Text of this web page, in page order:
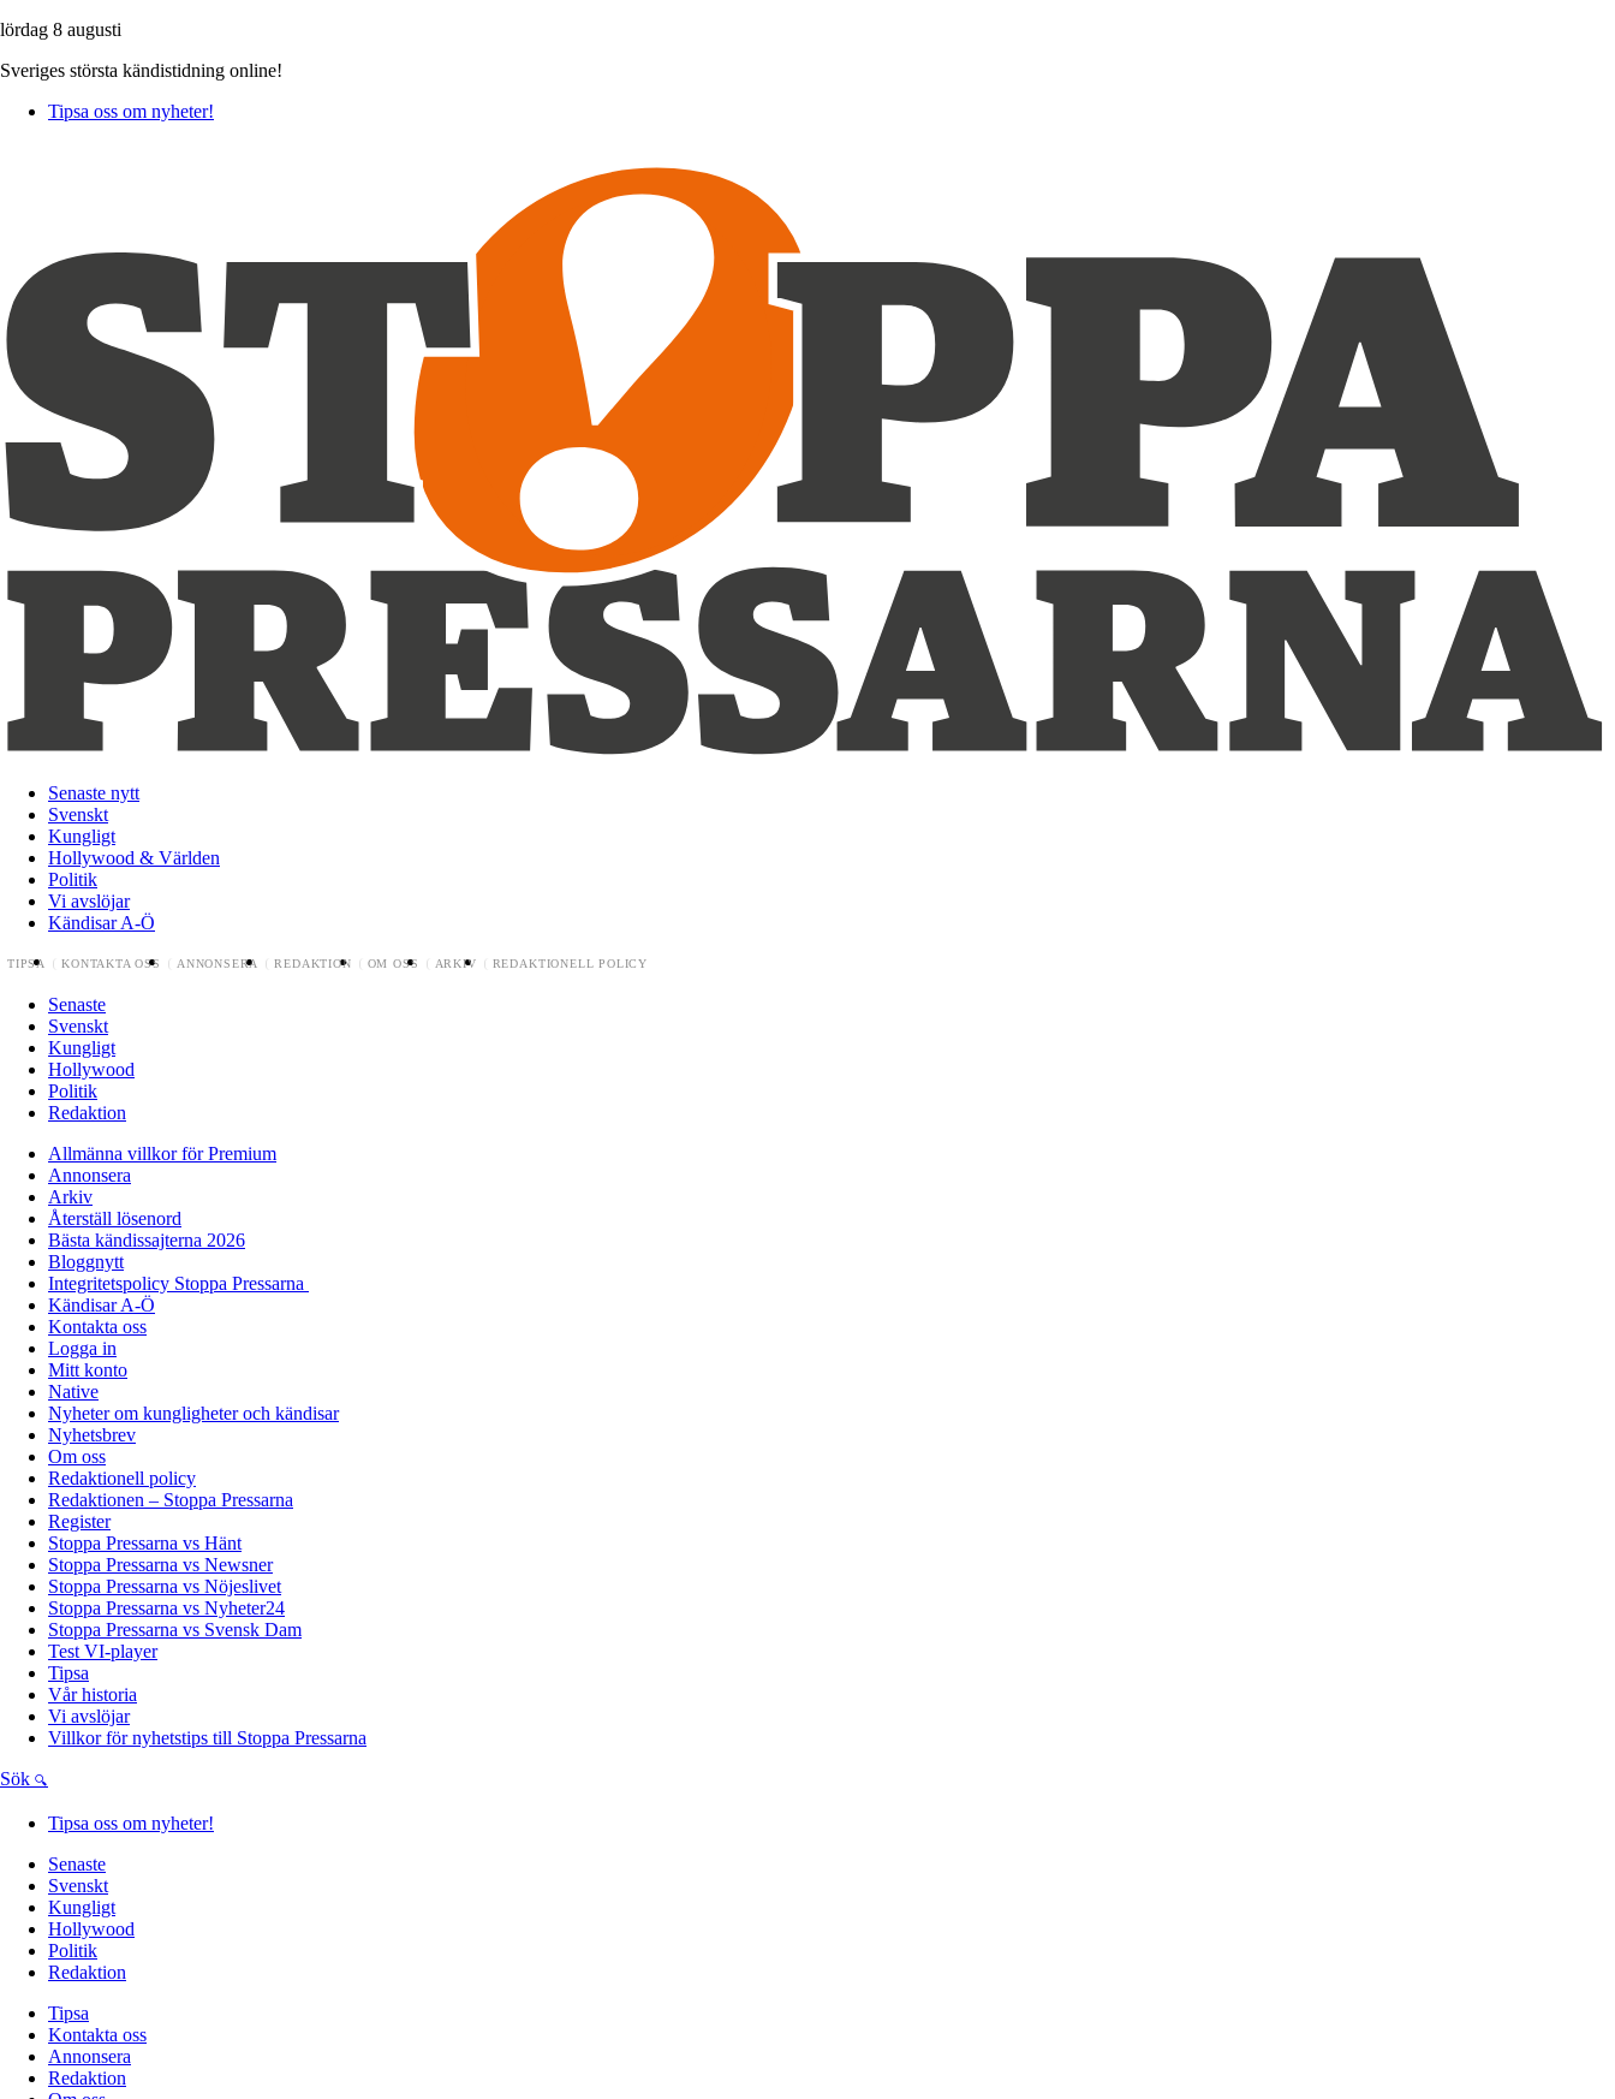
lördag 8 augusti
Sveriges största kändistidning online!
Tipsa oss om nyheter!
Senaste nytt
Svenskt
Kungligt
Hollywood & Världen
Politik
Vi avslöjar
Kändisar A-Ö
TIPSA KONTAKTA OSS ANNONSERA REDAKTION OM OSS ARKIV REDAKTIONELL POLICY
Senaste
Svenskt
Kungligt
Hollywood
Politik
Redaktion
Allmänna villkor för Premium
Annonsera
Arkiv
Återställ lösenord
Bästa kändissajterna 2026
Bloggnytt
Integritetspolicy Stoppa Pressarna
Kändisar A-Ö
Kontakta oss
Logga in
Mitt konto
Native
Nyheter om kungligheter och kändisar
Nyhetsbrev
Om oss
Redaktionell policy
Redaktionen – Stoppa Pressarna
Register
Stoppa Pressarna vs Hänt
Stoppa Pressarna vs Newsner
Stoppa Pressarna vs Nöjeslivet
Stoppa Pressarna vs Nyheter24
Stoppa Pressarna vs Svensk Dam
Test VI-player
Tipsa
Vår historia
Vi avslöjar
Villkor för nyhetstips till Stoppa Pressarna
Sök
Tipsa oss om nyheter!
Senaste
Svenskt
Kungligt
Hollywood
Politik
Redaktion
Tipsa
Kontakta oss
Annonsera
Redaktion